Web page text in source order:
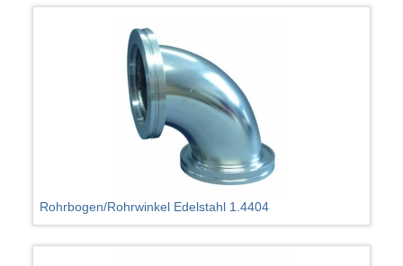
Rohrbogen/Rohrwinkel Edelstahl 1.4404